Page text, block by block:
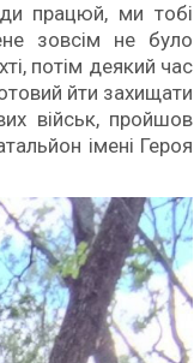
працюй, ми тобі
зовсім не було
потім деякий час
йти захищати
військ, пройшов
імені Героя